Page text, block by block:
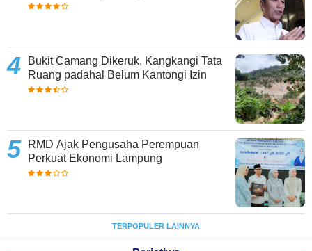
Bukit Camang Dikeruk, Kangkangi Tata
Ruang padahal Belum Kantongi Izin
RMD Ajak Pengusaha Perempuan
Perkuat Ekonomi Lampung
TERPOPULER LAINNYA